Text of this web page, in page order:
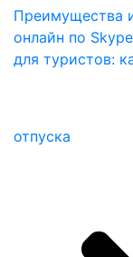
Преимущества
онлайн по Skype
для туристов:
отпуска